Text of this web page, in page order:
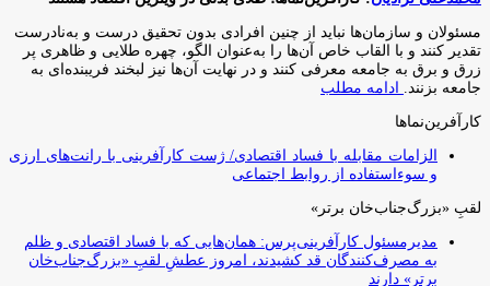
مسئولان و سازمان‌ها نباید از چنین افرادی بدون تحقیق درست و به‌نادرست
تقدیر کنند و با القاب خاص آ‌ن‌ها را به‌عنوان الگو، چهره طلایی و ظاهری پر
زرق و برق به جامعه معرفی کنند و در نهایت آن‌ها نیز لبخند فریبنده‌ای به
جامعه بزنند.
ادامه مطلب
کارآفرین‌نماها
الزامات مقابله با فساد اقتصادی/ ژست کارآفرینی با رانت‌های ارزی
و سوءاستفاده از روابط اجتماعی
لقبِ «بزرگ‌جناب‌خان برتر»
مدیرمسئول کارآفرینی‌پرس: همان‌هایی که با فساد اقتصادی و ظلم
به مصرف‌کنندگان قد کشیدند، امروز عطشِ لقبِ «بزرگ‌جناب‌خان
برتر» دارند